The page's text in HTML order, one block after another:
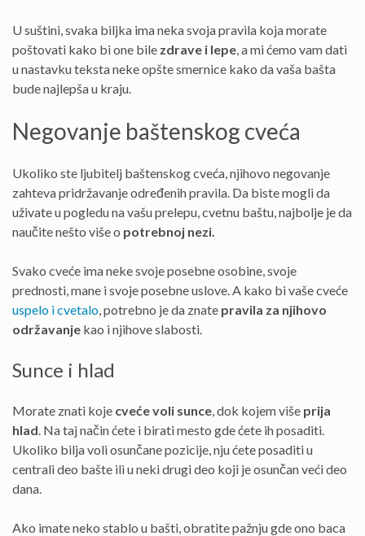
U suštini, svaka biljka ima neka svoja pravila koja morate
poštovati kako bi one bile zdrave i lepe, a mi ćemo vam dati
u nastavku teksta neke opšte smernice kako da vaša bašta
bude najlepša u kraju.
Negovanje baštenskog cveća
Ukoliko ste ljubitelj baštenskog cveća, njihovo negovanje
zahteva pridržavanje određenih pravila. Da biste mogli da
uživate u pogledu na vašu prelepu, cvetnu baštu, najbolje je da
naučite nešto više o potrebnoj nezi.
Svako cveće ima neke svoje posebne osobine, svoje
prednosti, mane i svoje posebne uslove. A kako bi vaše cveće
uspelo i cvetalo , potrebno je da znate pravila za njihovo
održavanje kao i njihove slabosti.
Sunce i hlad
Morate znati koje cveće voli sunce , dok kojem više prija
hlad . Na taj način ćete i birati mesto gde ćete ih posaditi.
Ukoliko bilja voli osunčane pozicije, nju ćete posaditi u
centrali deo bašte ili u neki drugi deo koji je osunčan veći deo
dana.
Ako imate neko stablo u bašti, obratite pažnju gde ono baca